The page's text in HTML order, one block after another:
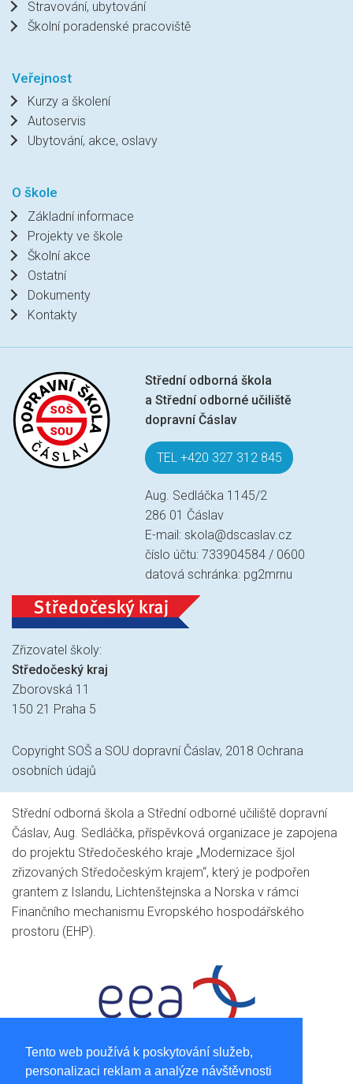
Tento web používá k poskytování služeb,
personalizaci reklam a analýze návštěvnosti
Stravování, ubytování
Školní poradenské pracoviště
Veřejnost
Kurzy a školení
Autoservis
Ubytování, akce, oslavy
O škole
Základní informace
Projekty ve škole
Školní akce
Ostatní
Dokumenty
Kontakty
Střední odborná škola
a Střední odborné učiliště
dopravní Čáslav
TEL +420 327 312 845
Aug. Sedláčka 1145/2
286 01 Čáslav
E-mail:skola@dscaslav.cz
číslo účtu: 733904584 / 0600
datová schránka: pg2mrnu
Zřizovatel školy:
Středočeský kraj
Zborovská 11
150 21 Praha 5
Copyright SOŠ a SOU dopravní Čáslav, 2018 Ochrana
osobních údajů
Střední odborná škola a Střední odborné učiliště dopravní
Čáslav, Aug. Sedláčka, příspěvková organizace je zapojena
do projektu Středočeského kraje „Modernizace šjol
zřizovaných Středočeským krajem“, který je podpořen
grantem z Islandu, Lichtenštejnska a Norska v rámci
Finančního mechanismu Evropského hospodářského
prostoru (EHP).